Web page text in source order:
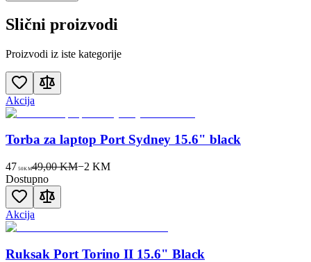
Slični proizvodi
Proizvodi iz iste kategorije
Akcija
Torba za laptop Port Sydney 15.6" black
47 50KM49,00 KM−2 KM
Dostupno
Akcija
Ruksak Port Torino II 15.6" Black